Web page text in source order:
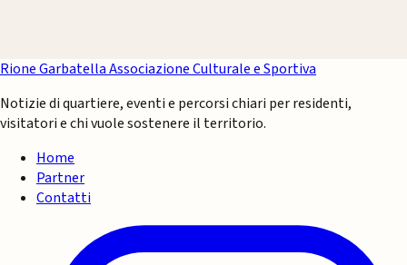
Rione GarbatellaAssociazione Culturale e Sportiva
Notizie di quartiere, eventi e percorsi chiari per residenti,
visitatori e chi vuole sostenere il territorio.
Home
Partner
Contatti